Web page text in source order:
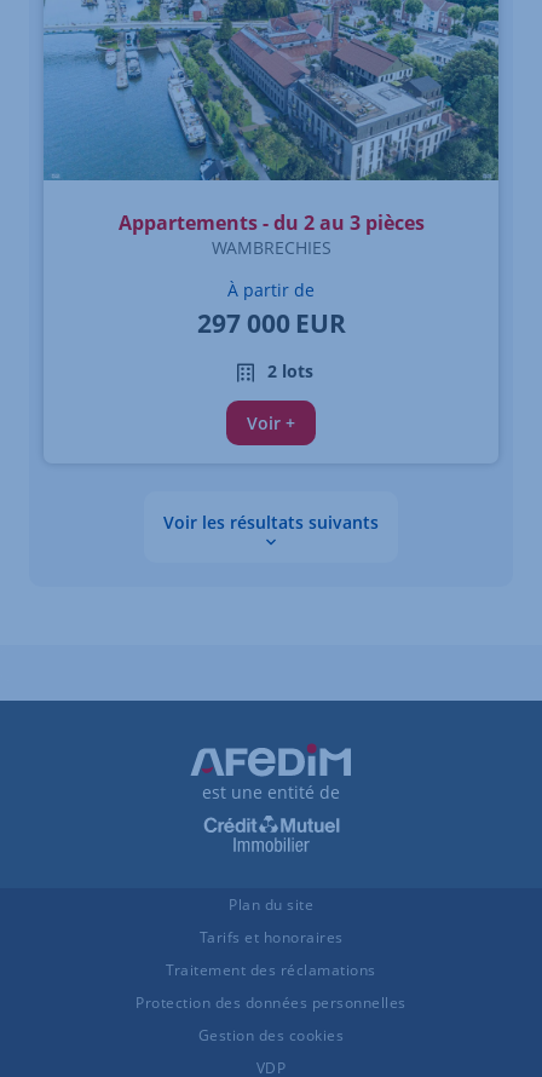
Appartements - du 2 au 3 pièces
WAMBRECHIES
À partir de
297 000 EUR
2 lots
Voir +
Voir les résultats suivants
est une entité de
Plan du site
Tarifs et honoraires
Traitement des réclamations
Protection des données personnelles
Gestion des cookies
VDP